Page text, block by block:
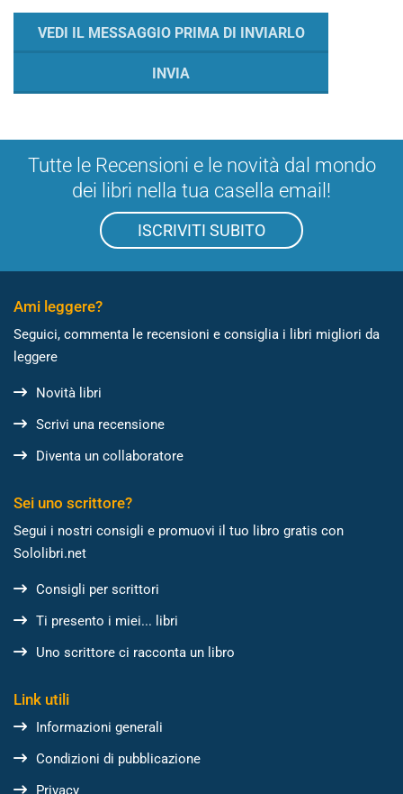
Tutte le Recensioni e le novità dal mondo
dei libri nella tua casella email!
ISCRIVITI SUBITO
Ami leggere?
Seguici, commenta le recensioni e consiglia i libri migliori da
leggere
Novità libri
Scrivi una recensione
Diventa un collaboratore
Sei uno scrittore?
Segui i nostri consigli e promuovi il tuo libro gratis con
Sololibri.net
Consigli per scrittori
Ti presento i miei... libri
Uno scrittore ci racconta un libro
Link utili
Informazioni generali
Condizioni di pubblicazione
Privacy